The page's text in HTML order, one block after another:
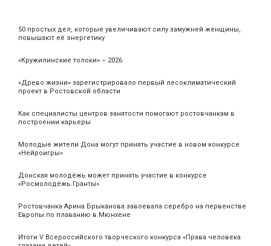
50 простых дел, которые увеличивают силу замужней женщины,
повышают её энергетику
«Кружилинские толоки» – 2026
«Древо жизни» зарегистрировало первый лесоклиматический
проект в Ростовской области
Как специалисты центров занятости помогают ростовчанкам в
построении карьеры
Молодые жители Дона могут принять участие в новом конкурсе
«Нейроигры»
Донская молодёжь может принять участие в конкурсе
«Росмолодёжь.Гранты»
Ростовчанка Арина Брыканова завоевала серебро на первенстве
Европы по плаванию в Мюнхене
Итоги V Всероссийского творческого конкурса «Права человека